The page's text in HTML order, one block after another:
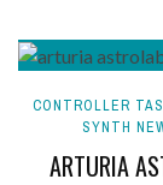
CONTROLLER
SYNTH
ARTURIA